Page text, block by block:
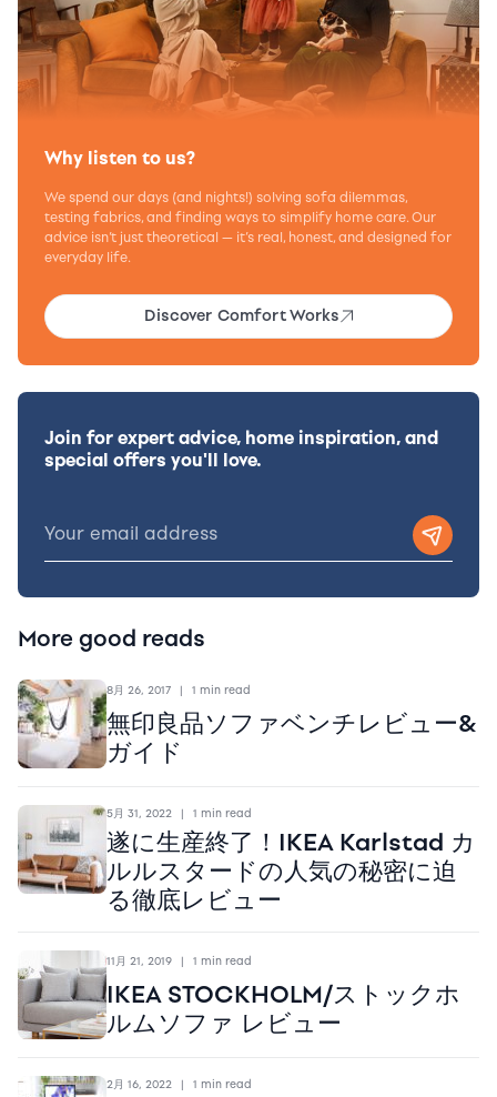
Why listen to us?
We spend our days (and nights!) solving sofa dilemmas,
testing fabrics, and finding ways to simplify home care. Our
advice isn’t just theoretical — it’s real, honest, and designed for
everyday life.
Discover Comfort Works
Join for expert advice, home inspiration, and
special offers you'll love.
More good reads
8月 26, 2017 | 1 min read
無印良品ソファベンチレビュー&
ガイド
5月 31, 2022 | 1 min read
遂に生産終了！IKEA Karlstad カ
ルルスタードの人気の秘密に迫
る徹底レビュー
11月 21, 2019 | 1 min read
IKEA STOCKHOLM/ストックホ
ルムソファ レビュー
2月 16, 2022 | 1 min read